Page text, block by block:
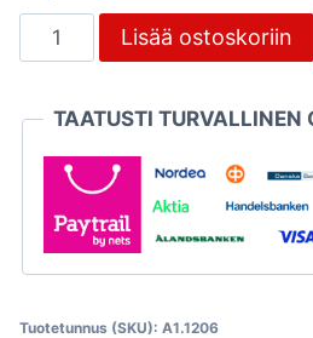
Kakkoskurkun
suutin
Solex
määrä
Lisää ostoskoriin
TAATUSTI TURVALLINEN
Tuotetunnus (SKU): A1.1206